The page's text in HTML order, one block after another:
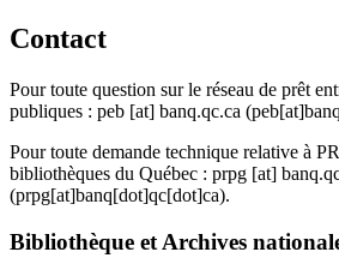
Contact
Pour toute question sur le réseau de prêt
publiques : peb [at] banq.qc.ca
Pour toute demande technique relative à
bibliothèques du Québec : prpg [at]
(prpg[at]banq[dot]qc[dot]ca).
Bibliothèque et Archives